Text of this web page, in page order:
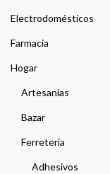
Electrodomésticos
Farmacia
Hogar
Artesanías
Bazar
Ferretería
Adhesivos